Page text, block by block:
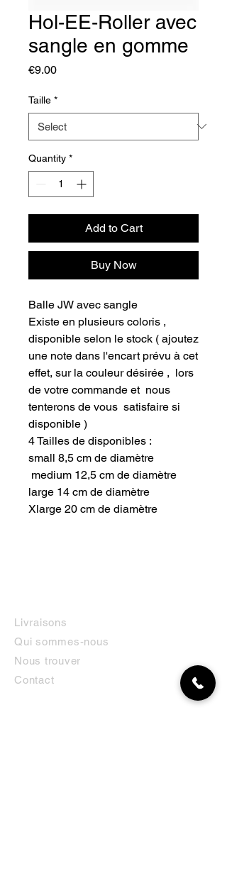
Hol-EE-Roller avec
sangle en gomme
€9.00Price
Taille *
Quantity *
Add to Cart
Buy Now
Balle JW avec sangle
Existe en plusieurs coloris ,
disponible selon le stock ( ajoutez
une note dans l'encart prévu à cet
effet, sur la couleur désirée , lors
de votre commande et nous
tenterons de vous satisfaire si
disponible )
4 Tailles de disponibles :
small 8,5 cm de diamètre
medium 12,5 cm de diamètre
large 14 cm de diamètre
Xlarge 20 cm de diamètre
Livraisons
Qui sommes-nous
Nous trouver
Contact